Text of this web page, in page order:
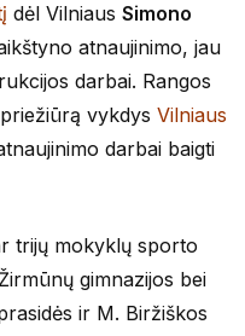
dėl Vilniaus Simono
atnaujinimo, jau
darbai. Rangos
vykdys Vilniaus
darbai baigti
trijų mokyklų sporto
gimnazijos bei
ir M. Biržiškos